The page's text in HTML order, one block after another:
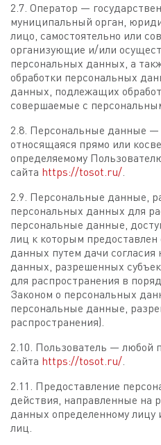
2.7. Оператор —
муниципальный орган,
лицо, самостоятельно или
организующие и/или
персональных данных, а
обработки персональных
данных, подлежащих
совершаемые с
2.8. Персональные данные
относящаяся прямо или
определяемому
сайта https://tosot.ru/.
2.9. Персональные данные,
персональных данных для
персональные данные,
лиц к которым
данных путем дачи согласия
данных, разрешенных
для распространения в
Законом о персональных
персональные данные,
распространения).
2.10. Пользователь — любой
сайта https://tosot.ru/.
2.11. Предоставление
действия, направленные на
данных определенному лицу
лиц.